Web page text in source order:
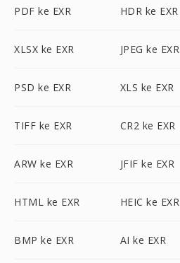
PDF ke EXR HDR ke EXR
XLSX ke EXR JPEG ke EXR
PSD ke EXR XLS ke EXR
TIFF ke EXR CR2 ke EXR
ARW ke EXR JFIF ke EXR
HTML ke EXR HEIC ke EXR
BMP ke EXR AI ke EXR